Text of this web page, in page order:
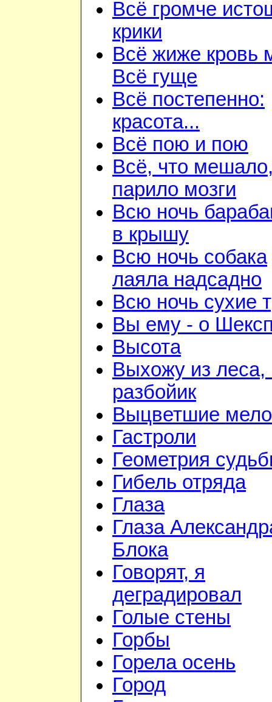
Всё громче
крики
Всё жиже кровь
Всё гуще
Всё постепенно:
красота...
Всё пою и пою
Всё, что
парило мозги
Всю ночь
в крышу
Всю ночь собака
лаяла надсадно
Всю ночь сухие
Вы ему - о
Высота
Выхожу из леса,
разбойик
Выцветшие
Гастроли
Геометрия
Гибель отряда
Глаза
Глаза
Блока
Говорят, я
деградировал
Голые стены
Горбы
Горела осень
Город